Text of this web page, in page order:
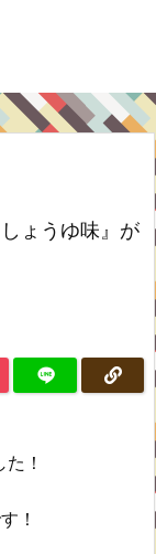
ょうゆ味』が
！
！